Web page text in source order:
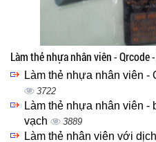
Làm thẻ nhựa nhân viên - Qrcode
Làm thẻ nhựa nhân viên -
3722
Làm thẻ nhựa nhân viên -
vạch
3889
Làm thẻ nhân viên với